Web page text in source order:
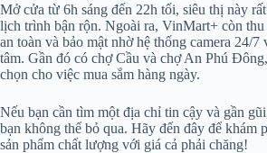
Mở cửa từ 6h sáng đến 22h tối, siêu thị này
lịch trình bận rộn. Ngoài ra, VinMart+ còn
an toàn và bảo mật nhờ hệ thống camera 24/7
tâm. Gần đó có chợ Cầu và chợ An Phú
chọn cho việc mua sắm hàng ngày.
Nếu bạn cần tìm một địa chỉ tin cậy và gần
bạn không thể bỏ qua. Hãy đến đây để khám
sản phẩm chất lượng với giá cả phải chăng!